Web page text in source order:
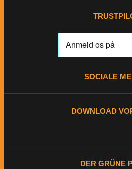
SOCIALE
DOWNLOAD
DER GRÜNE